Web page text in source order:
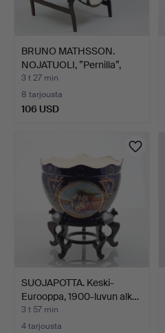
BRUNO MATHSSON.
NOJATUOLI, ”Pernilla”,
DUX.
3 t 27 min
8 tarjousta
106 USD
SUOJAPOTTA. Keski-
Eurooppa, 1900-luvun alk…
3 t 57 min
4 tarjousta